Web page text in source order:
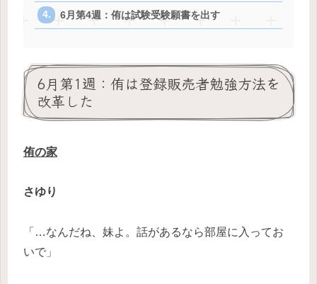
6月第4週：侑は試験受験願書を出す
6月第1週：侑は登録販売者勉強方法を
改革した
侑の家
さゆり
「…なんだね、妹よ。話があるなら部屋に入ってお
いで」